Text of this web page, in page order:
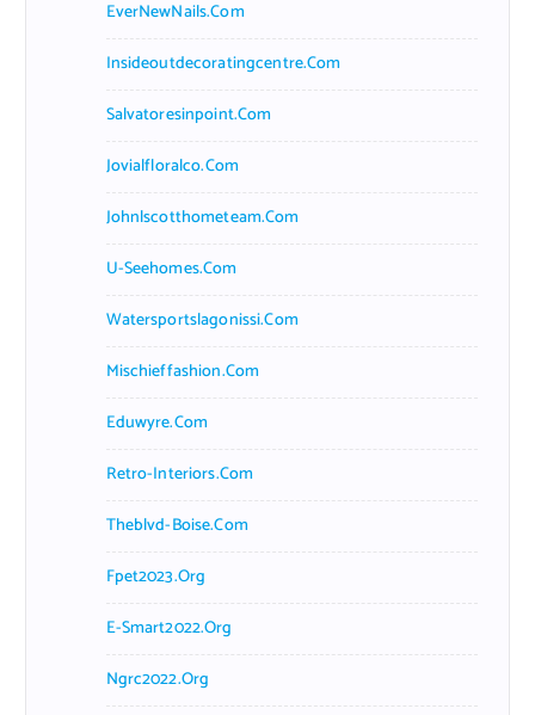
EverNewNails.com
Insideoutdecoratingcentre.com
Salvatoresinpoint.com
Jovialfloralco.com
Johnlscotthometeam.com
U-Seehomes.com
Watersportslagonissi.com
Mischieffashion.com
Eduwyre.com
Retro-Interiors.com
Theblvd-Boise.com
Fpet2023.org
E-Smart2022.org
Ngrc2022.org